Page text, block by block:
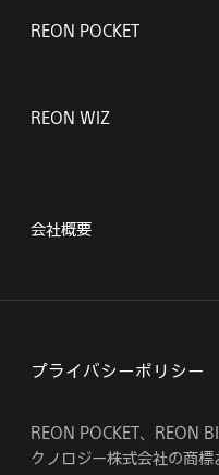
REON POCKET
REON WIZ
会社概要
プライバシーポリシー
REON POCKET、REON
クノロジー株式会社の商